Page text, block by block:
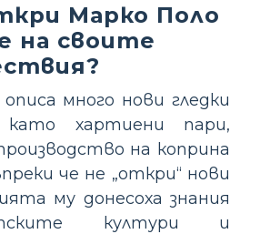
Марко Поло
на своите
много нови гледки
хартиени пари,
на коприна
че не „откри“ нови
му донесоха знания
култури и